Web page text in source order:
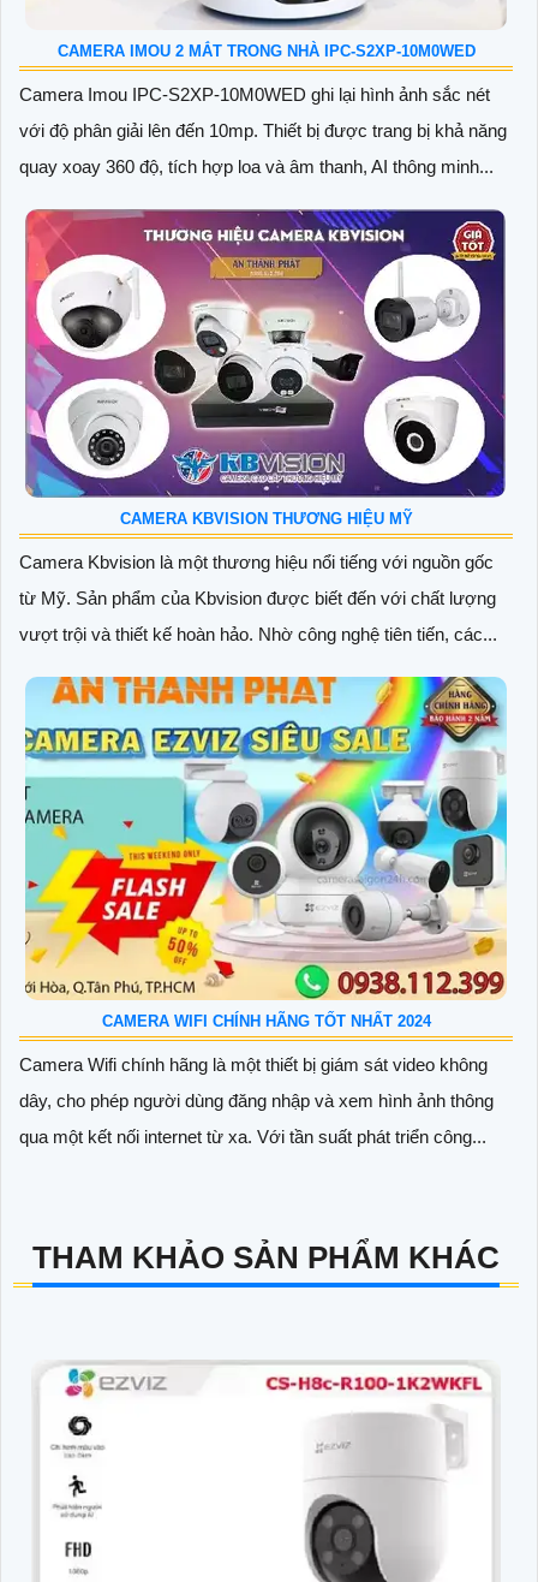
CAMERA IMOU 2 MẮT TRONG NHÀ IPC-S2XP-10M0WED
Camera Imou IPC-S2XP-10M0WED ghi lại hình ảnh sắc nét
với độ phân giải lên đến 10mp. Thiết bị được trang bị khả năng
quay xoay 360 độ, tích hợp loa và âm thanh, AI thông minh...
CAMERA KBVISION THƯƠNG HIỆU MỸ
Camera Kbvision là một thương hiệu nổi tiếng với nguồn gốc
từ Mỹ. Sản phẩm của Kbvision được biết đến với chất lượng
vượt trội và thiết kế hoàn hảo. Nhờ công nghệ tiên tiến, các...
CAMERA WIFI CHÍNH HÃNG TỐT NHẤT 2024
Camera Wifi chính hãng là một thiết bị giám sát video không
dây, cho phép người dùng đăng nhập và xem hình ảnh thông
qua một kết nối internet từ xa. Với tần suất phát triển công...
THAM KHẢO SẢN PHẨM KHÁC